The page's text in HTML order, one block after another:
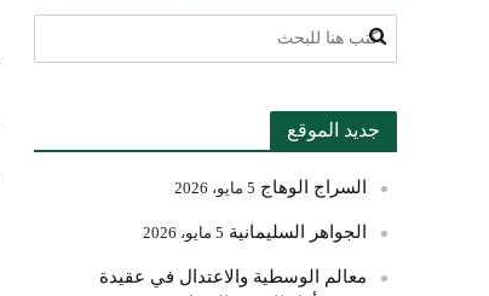
جديد الموقع
السراج الوهاج 5 مايو، 2026
الجواهر السليمانية 5 مايو، 2026
معالم الوسطية والاعتدال في عقيدة